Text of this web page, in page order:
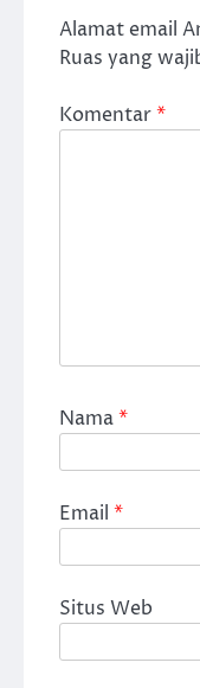
Alamat email
Ruas yang
Komentar*
Nama*
Email *
Situs Web